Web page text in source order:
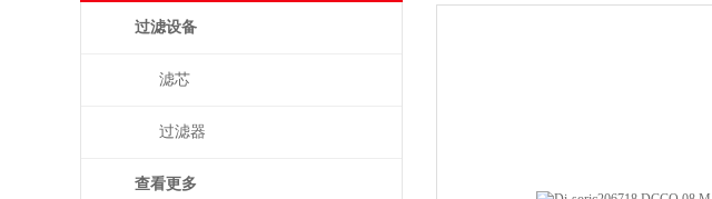
过滤设备
滤芯
过滤器
查看更多